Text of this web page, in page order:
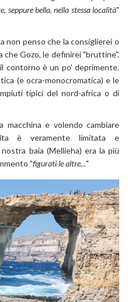
seppure bella, nella stessa località"
non penso che la consiglierei o
che Gozo, le definirei "bruttine".
contorno è un po' deprimente.
(e ocra-monocromatica) e le
tipici del nord-africa o di
macchina e volendo cambiare
è veramente limitata e
baia (Mellieha) era la più
"figurati le altre..."